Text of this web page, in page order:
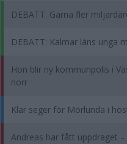
DEBATT: Gärna fler
DEBATT: Kalmar läns unga
Hon blir ny kommunpolis i
norr
Klar seger för Mörlunda i
Andreas har fått uppdraget